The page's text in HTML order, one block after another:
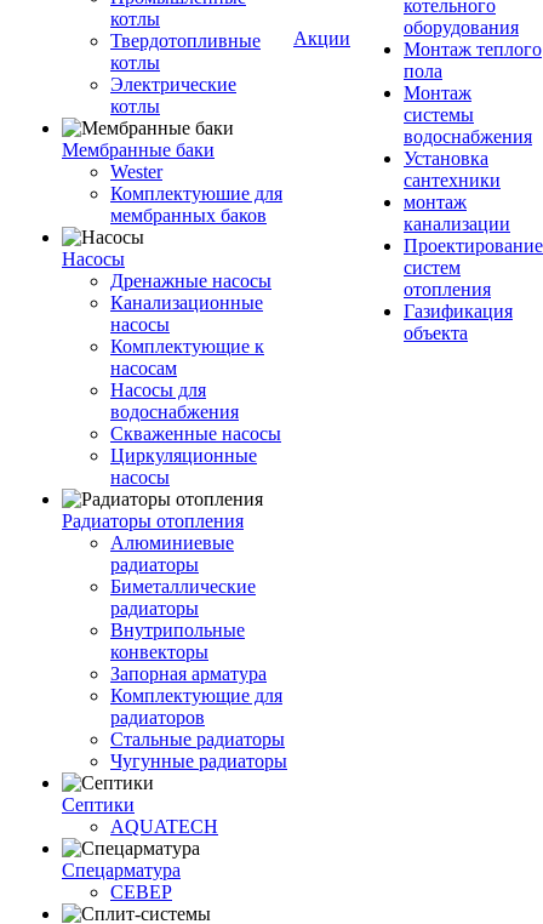
котлы
Твердотопливные
котлы
Электрические
котлы
Мембранные баки
Wester
Комплектуюшие для
мембранных баков
Насосы
Дренажные насосы
Канализационные
насосы
Комплектующие к
насосам
Насосы для
водоснабжения
Скваженные насосы
Циркуляционные
насосы
Радиаторы отопления
Алюминиевые
радиаторы
Биметаллические
радиаторы
Внутрипольные
конвекторы
Запорная арматура
Комплектующие для
радиаторов
Стальные радиаторы
Чугунные радиаторы
Септики
AQUATECH
Спецарматура
СЕВЕР
Акции
котельного
оборудования
Монтаж теплого
пола
Монтаж
системы
водоснабжения
Установка
сантехники
монтаж
канализации
Проектирование
систем
отопления
Газификация
объекта